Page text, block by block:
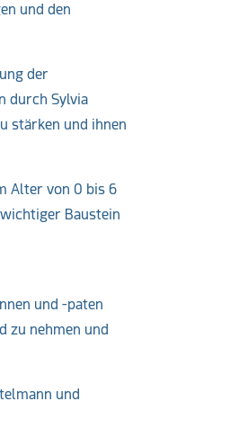
und den
der
durch Sylvia
stärken und ihnen
Alter von 0 bis 6
Baustein
und -paten
zu nehmen und
und